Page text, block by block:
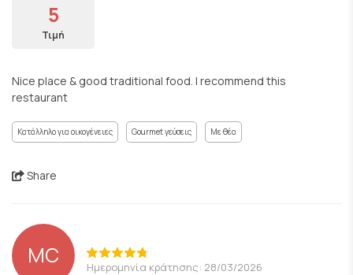
5
Τιμή
Nice place & good traditional food. I recommend this
restaurant
Κατάλληλο για οικογένειες Gourmet γεύσεις Με θέα
Share
MC Ημερομηνία κράτησης: 28/03/2026